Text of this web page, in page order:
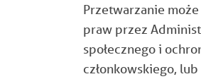
Przetwarzanie
praw przez
społecznego i
członkowskiego,